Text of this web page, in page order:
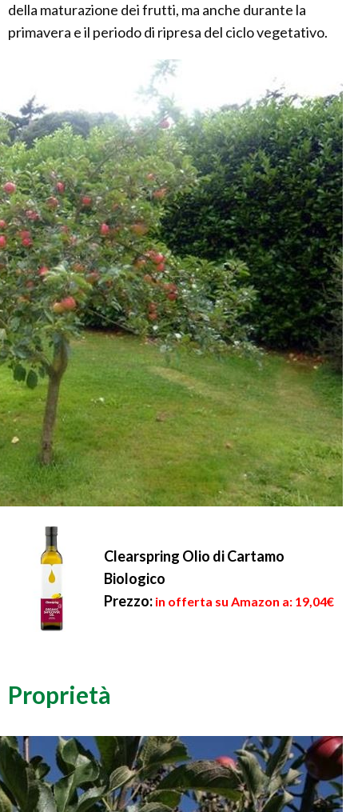
della maturazione dei frutti, ma anche durante la
primavera e il periodo di ripresa del ciclo vegetativo.
Clearspring Olio di Cartamo
Biologico
Prezzo: in offerta su Amazon a: 19,04€
Proprietà